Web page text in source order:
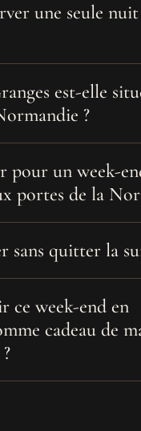
une seule
est-elle
?
pour un week-
portes de la
sans quitter la
ce week-end en
cadeau de